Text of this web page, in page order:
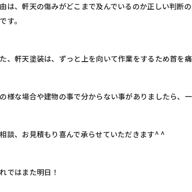
は、軒天の傷みがどこまで及んでいるのか正しい判断
す。
、軒天塗装は、ずっと上を向いて作業をするため首を
様な場合や建物の事で分からない事がありましたら、
談、お見積もり喜んで承らせていただきます^ ^
ではまた明日！